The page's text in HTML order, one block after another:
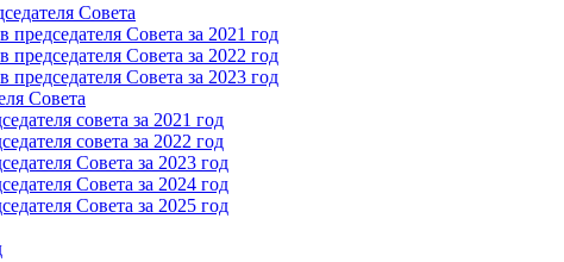
Cовета
Cовета за 2021 год
Cовета за 2022 год
Cовета за 2023 год
Cовета
совета за 2021 год
совета за 2022 год
Cовета за 2023 год
Cовета за 2024 год
Cовета за 2025 год